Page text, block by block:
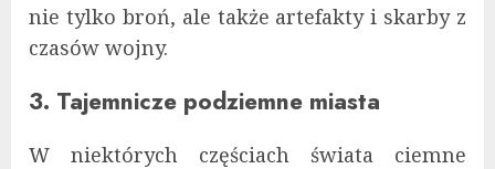
nie tylko broń, ale także artefakty i skarby z
czasów wojny.
3. Tajemnicze podziemne miasta
W niektórych częściach świata ciemne